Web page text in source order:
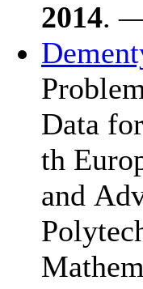
2014.
Data
th
and